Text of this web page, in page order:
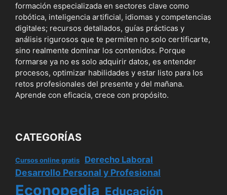
formación especializada en sectores clave como
robótica, inteligencia artificial, idiomas y competencias
digitales; recursos detallados, guías prácticas y
análisis rigurosos que te permiten no solo certificarte,
sino realmente dominar los contenidos. Porque
formarse ya no es solo adquirir datos, es entender
procesos, optimizar habilidades y estar listo para los
retos profesionales del presente y del mañana.
Aprende con eficacia, crece con propósito.
CATEGORÍAS
Cursos online gratis Derecho Laboral
Desarrollo Personal y Profesional
Econopedia Educación